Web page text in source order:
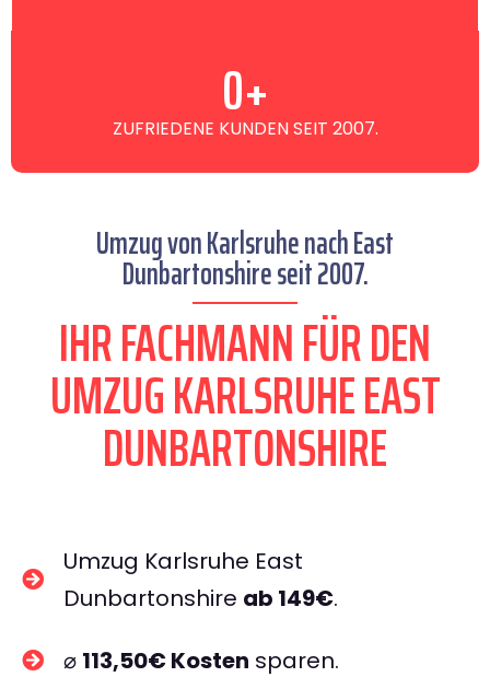
ZUFRIEDENE KUNDEN SEIT 2007.
0+
Umzug von Karlsruhe nach East
Dunbartonshire seit 2007.
IHR FACHMANN FÜR DEN
UMZUG KARLSRUHE EAST
DUNBARTONSHIRE
Umzug Karlsruhe East
Dunbartonshire ab 149€.
⌀ 113,50€ Kosten sparen.